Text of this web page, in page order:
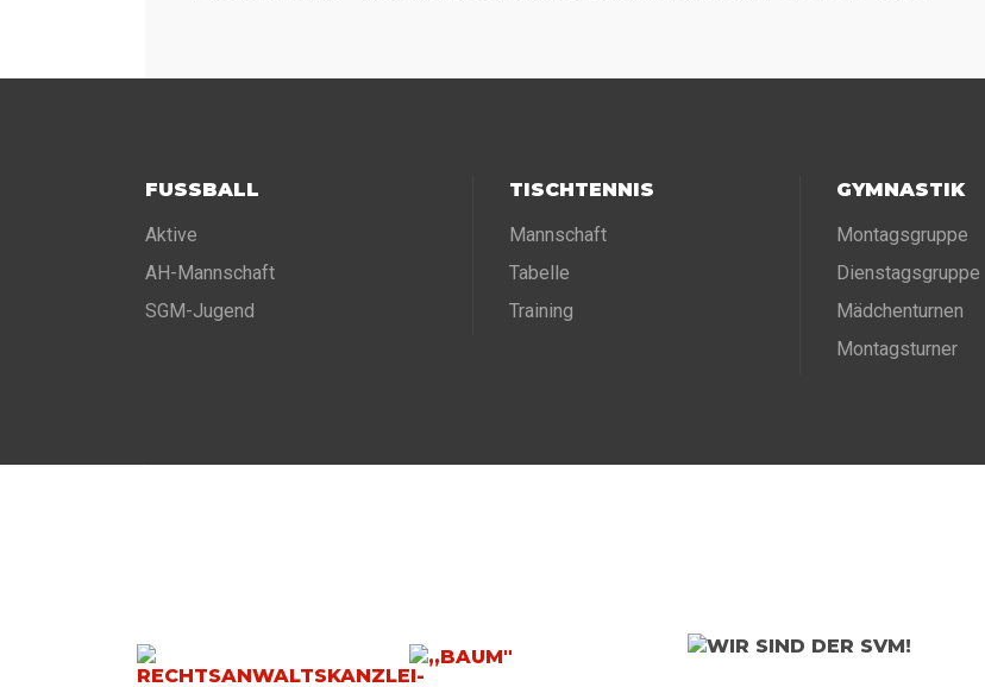
FUSSBALL
Aktive
AH-Mannschaft
SGM-Jugend
TISCHTENNIS
Mannschaft
Tabelle
Training
GYMNASTIK
Montagsgruppe
Dienstagsgruppe
Mädchenturnen
Montagsturner